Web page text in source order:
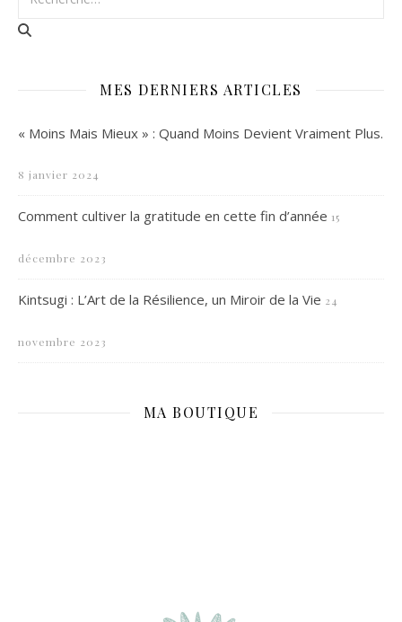
MES DERNIERS ARTICLES
« Moins Mais Mieux » : Quand Moins Devient Vraiment Plus.
8 janvier 2024
Comment cultiver la gratitude en cette fin d’année 15
décembre 2023
Kintsugi : L’Art de la Résilience, un Miroir de la Vie 24
novembre 2023
MA BOUTIQUE